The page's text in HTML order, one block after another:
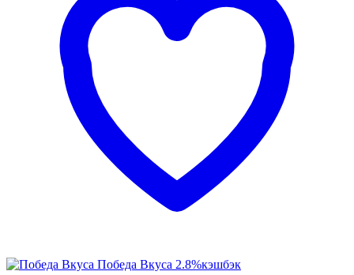
Победа Вкуса 2.8%кэшбэк